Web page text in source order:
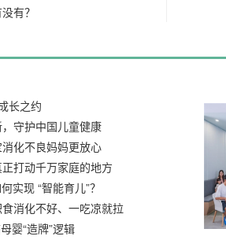
有？
长之约
守护中国儿童健康
化不良妈妈更放心
打动千万家庭的地方
实现 “智能育儿”？
消化不好、一吃凉就拉
婴“造牌”逻辑